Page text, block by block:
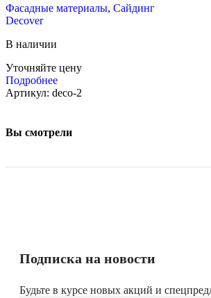
Фасадные материалы, Сайдинг
Decover
В наличии
Уточняйте цену
Подробнее
Артикул: deco-2
Вы смотрели
Подписка на новости
Будьте в курсе новых акций и